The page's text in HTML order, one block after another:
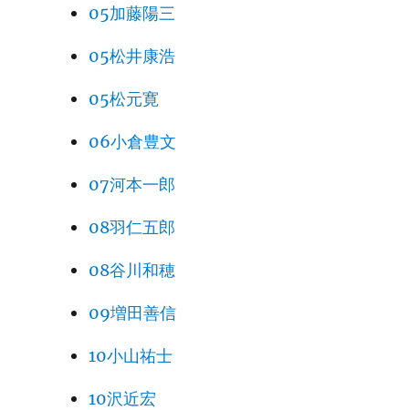
05加藤陽三
05松井康浩
05松元寛
06小倉豊文
07河本一郎
08羽仁五郎
08谷川和穂
09増田善信
10小山祐士
10沢近宏